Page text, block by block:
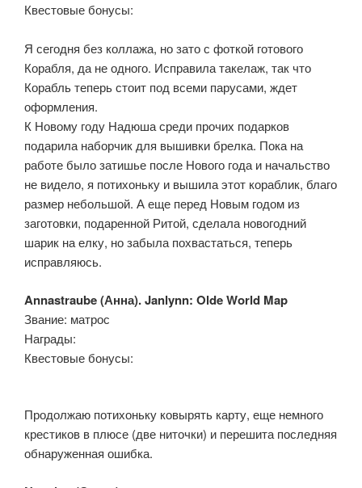
Квестовые бонусы:
Я сегодня без коллажа, но зато с фоткой готового
Корабля, да не одного. Исправила такелаж, так что
Корабль теперь стоит под всеми парусами, ждет
оформления.
К Новому году Надюша среди прочих подарков
подарила наборчик для вышивки брелка. Пока на
работе было затишье после Нового года и начальство
не видело, я потихоньку и вышила этот кораблик, благо
размер небольшой. А еще перед Новым годом из
заготовки, подаренной Ритой, сделала новогодний
шарик на елку, но забыла похвастаться, теперь
исправляюсь.
Annastraube (Анна). Janlynn: Olde World Map
Звание: матрос
Награды:
Квестовые бонусы:
Продолжаю потихоньку ковырять карту, еще немного
крестиков в плюсе (две ниточки) и перешита последняя
обнаруженная ошибка.